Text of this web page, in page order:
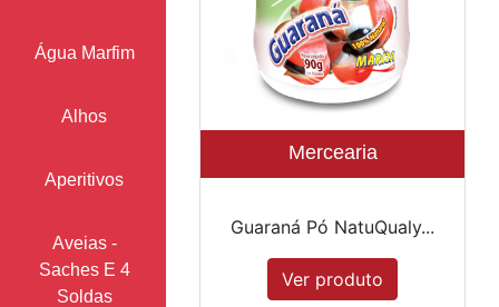
Água Marfim
Alhos
Aperitivos
Aveias -
Saches E 4
Soldas
Mercearia
Guaraná Pó NatuQualy...
Ver produto